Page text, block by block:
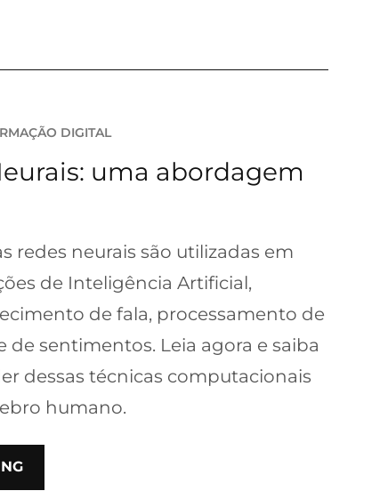
DIGITAL
uma abordagem
redes neurais são utilizadas em
de Inteligência Artificial,
de fala, processamento de
de sentimentos. Leia agora e saiba
dessas técnicas computacionais
humano.